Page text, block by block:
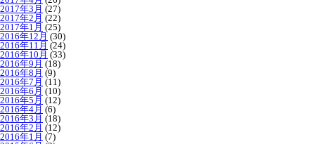
2017年3月 (27)
2017年2月 (22)
2017年1月 (25)
2016年12月 (30)
2016年11月 (24)
2016年10月 (33)
2016年9月 (18)
2016年8月 (9)
2016年7月 (11)
2016年6月 (10)
2016年5月 (12)
2016年4月 (6)
2016年3月 (18)
2016年2月 (12)
2016年1月 (7)